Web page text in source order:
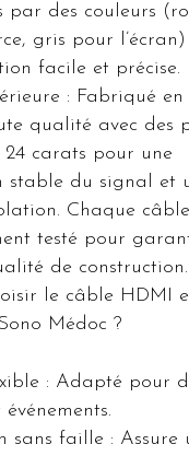
par des couleurs
gris pour
facile et précise.
: Fabriqué
qualité avec des
carats pour une
stable du signal et
Chaque
testé pour
de construction.
le câble HDMI
Médoc ?
: Adapté pour
sans faille : Assure